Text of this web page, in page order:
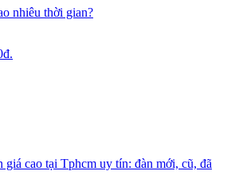
nhiêu thời gian?
đ.
giá cao tại Tphcm uy tín: đàn mới, cũ, đã